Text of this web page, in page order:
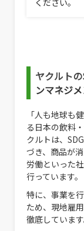
ヤクルトの
ンマネジ
「人も地球も
る日本の飲料
クルトは、
づき、商品が
労働といった
行っています。
特に、事業を
ため、現地雇
徹底しています